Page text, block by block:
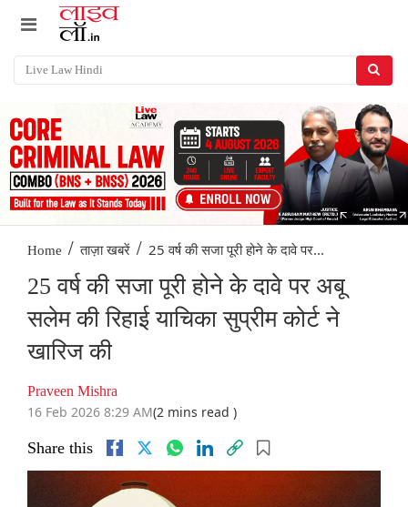
Home / ताज़ा खबरें / 25 वर्ष की सजा पूरी होने के दावे पर...
25 वर्ष की सजा पूरी होने के दावे पर अबू
सलेम की रिहाई याचिका सुप्रीम कोर्ट ने
खारिज की
Praveen Mishra
16 Feb 2026 8:29 AM(2 mins read )
Share this